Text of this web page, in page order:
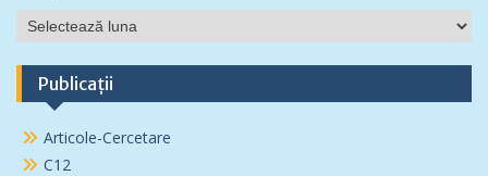
Arhive
pagină
Publicații
Articole-Cercetare
C12